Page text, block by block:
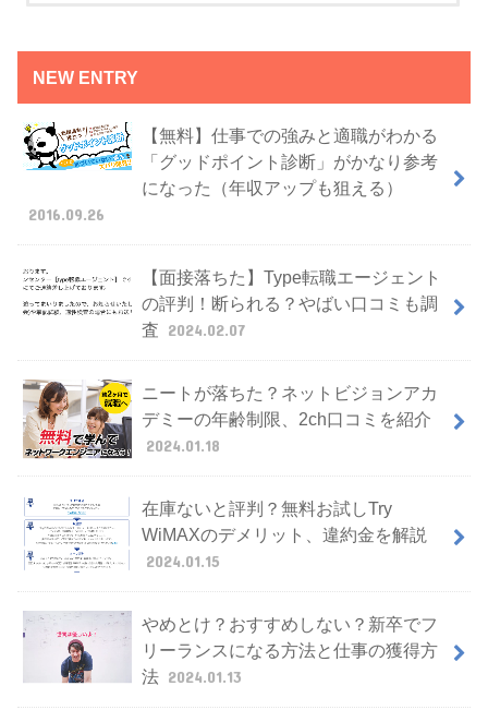
NEW ENTRY
【無料】仕事での強みと適職がわかる
「グッドポイント診断」がかなり参考
になった（年収アップも狙える）
2016.09.26
【面接落ちた】Type転職エージェント
の評判！断られる？やばい口コミも調
査 2024.02.07
ニートが落ちた？ネットビジョンアカ
デミーの年齢制限、2ch口コミを紹介
2024.01.18
在庫ないと評判？無料お試しTry
WiMAXのデメリット、違約金を解説
2024.01.15
やめとけ？おすすめしない？新卒でフ
リーランスになる方法と仕事の獲得方
法 2024.01.13